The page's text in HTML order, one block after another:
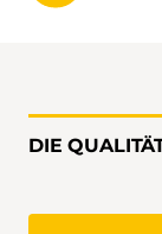
DIE